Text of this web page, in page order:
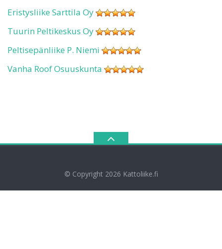
Eristysliike Sarttila Oy
Tuurin Peltikeskus Oy
Peltisepänliike P. Niemi
Vanha Roof Osuuskunta
© Copyright 2026 Kattoliike.fi